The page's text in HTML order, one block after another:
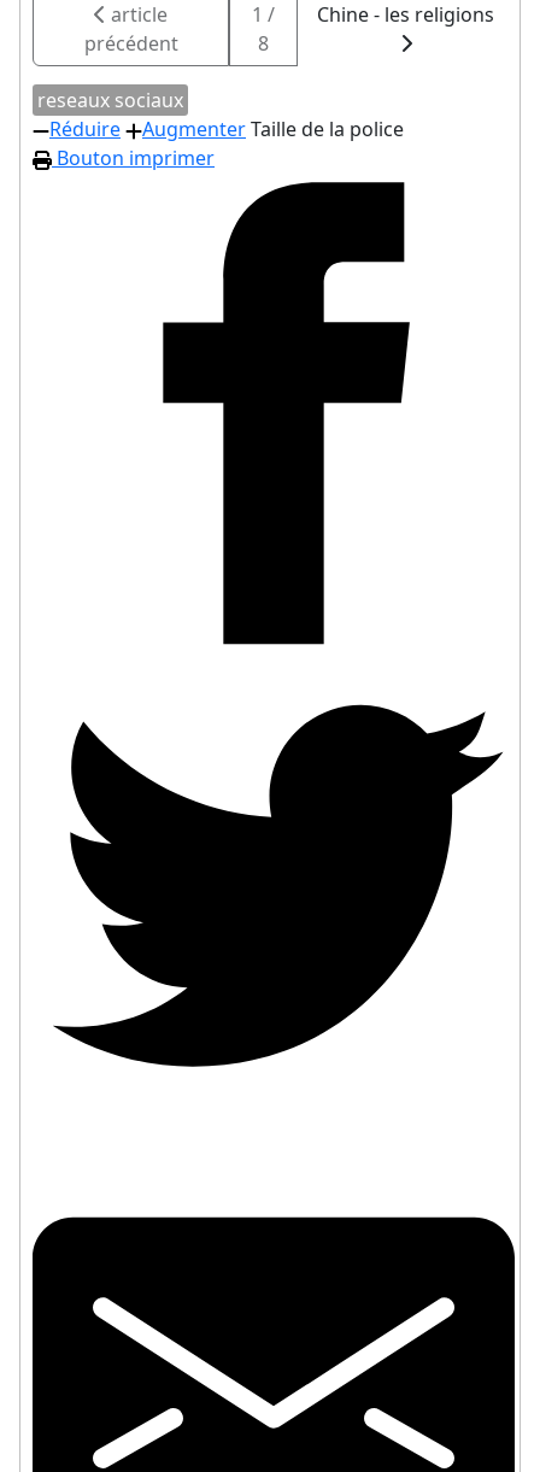
article
précédent
1 /
8
Chine - les religions
reseaux sociaux
Réduire
AugmenterTaille de la police
Bouton imprimer